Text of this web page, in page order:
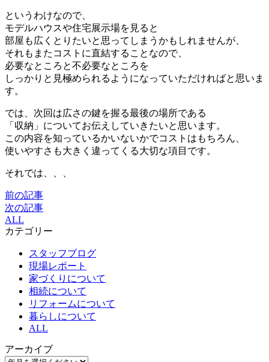
というわけなので、
モデルハウスや住宅展示場を見ると
部屋も広くとりたいと思ってしまうかもしれませんが、
それもまたコストに直結することなので、
必要なところと不必要なところを
しっかりと見極められるようになっていただければと思いま
す。
では、次回は広さの鍵を握る最後の場所である
「収納」についてお伝えしていきたいと思います。
この内容を知っているかいないかでコストはもちろん、
使いやすさも大きく違ってくる大切な項目です。
それでは、、、
前の記事
次の記事
ALL
カテゴリー
スタッフブログ
現場レポート
家づくりについて
相続について
リフォームについて
暮らしについて
ALL
アーカイブ